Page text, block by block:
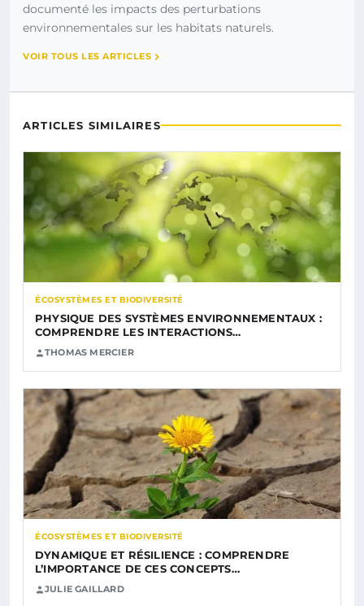
documenté les impacts des perturbations
environnementales sur les habitats naturels.
VOIR TOUS LES ARTICLES
ARTICLES SIMILAIRES
ÉCOSYSTÈMES ET BIODIVERSITÉ
PHYSIQUE DES SYSTÈMES ENVIRONNEMENTAUX :
COMPRENDRE LES INTERACTIONS…
THOMAS MERCIER
ÉCOSYSTÈMES ET BIODIVERSITÉ
DYNAMIQUE ET RÉSILIENCE : COMPRENDRE
L’IMPORTANCE DE CES CONCEPTS…
JULIE GAILLARD